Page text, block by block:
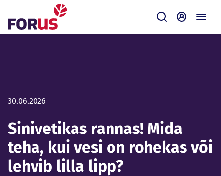
Saada
30.06.2026
Sinivetikas rannas! Mida
teha, kui vesi on rohekas või
lehvib lilla lipp?